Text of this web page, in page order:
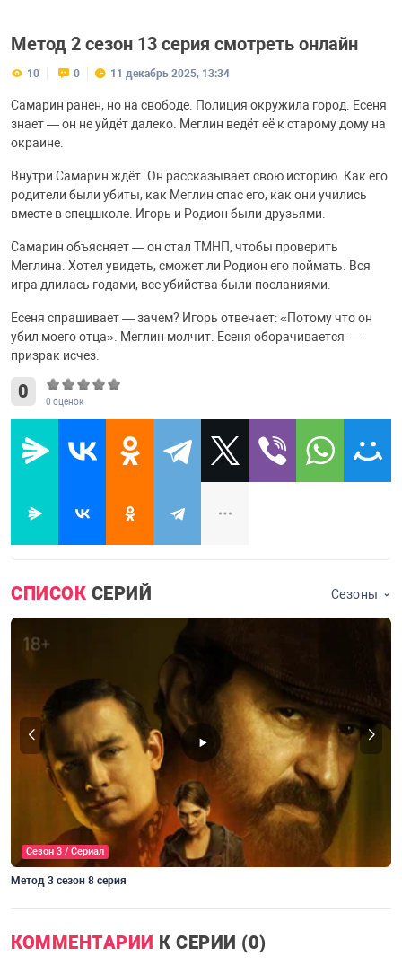
Метод 2 сезон 13 серия смотреть онлайн
10 0 11 декабрь 2025, 13:34
Самарин ранен, но на свободе. Полиция окружила город. Есеня
знает — он не уйдёт далеко. Меглин ведёт её к старому дому на
окраине.
Внутри Самарин ждёт. Он рассказывает свою историю. Как его
родители были убиты, как Меглин спас его, как они учились
вместе в спецшколе. Игорь и Родион были друзьями.
Самарин объясняет — он стал ТМНП, чтобы проверить
Меглина. Хотел увидеть, сможет ли Родион его поймать. Вся
игра длилась годами, все убийства были посланиями.
Есеня спрашивает — зачем? Игорь отвечает: «Потому что он
убил моего отца». Меглин молчит. Есеня оборачивается —
призрак исчез.
0 0 оценок
СПИСОК СЕРИЙ Сезоны
Сезон 3 / Сериал
Метод 3 сезон 8 серия
КОММЕНТАРИИ К СЕРИИ (0)